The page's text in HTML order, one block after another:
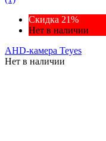
Скидка 21%
Нет в наличии
AHD-камера Teyes
Нет в наличии